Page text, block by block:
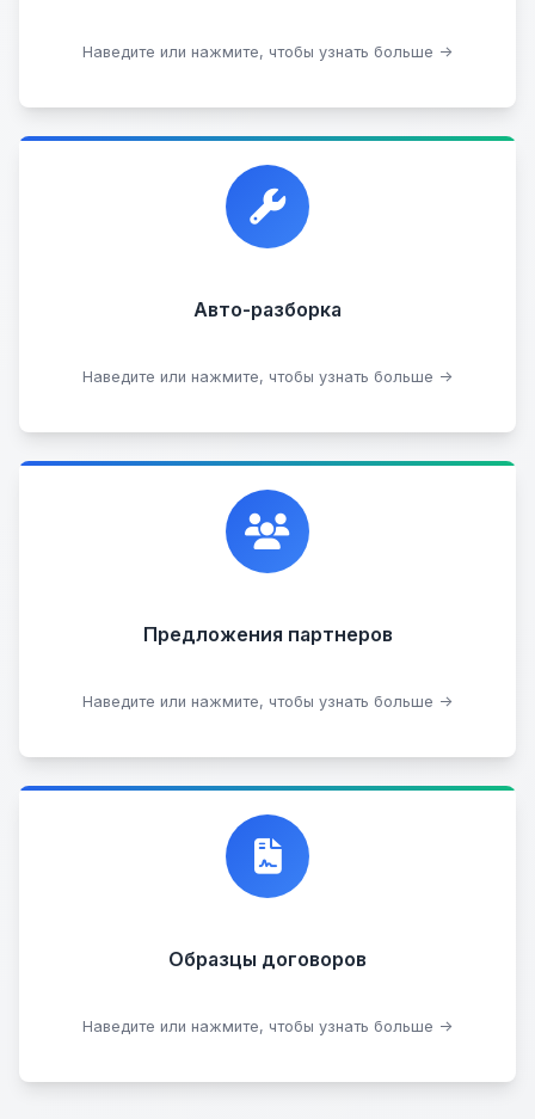
Наведите или нажмите, чтобы узнать больше →
Посмотреть каталог
Авто-разборка
Наведите или нажмите, чтобы узнать больше →
Прием автомобилей для разборки на запчасти в
любом состоянии.
Сдать на разборку
Предложения партнеров
Наведите или нажмите, чтобы узнать больше →
Сотрудничаем с лучшими организациями. Если у
вас есть интересные идеи, мы всегда открыты к
сотрудничеству.
Стать партнером
Образцы договоров
Наведите или нажмите, чтобы узнать больше →
Договор купли-продажи
Скачать образцы